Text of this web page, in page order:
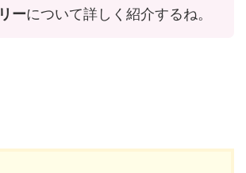
リーについて詳しく紹介するね。